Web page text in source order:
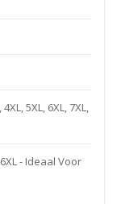
5XL, 6XL, 7XL,
- Ideaal Voor